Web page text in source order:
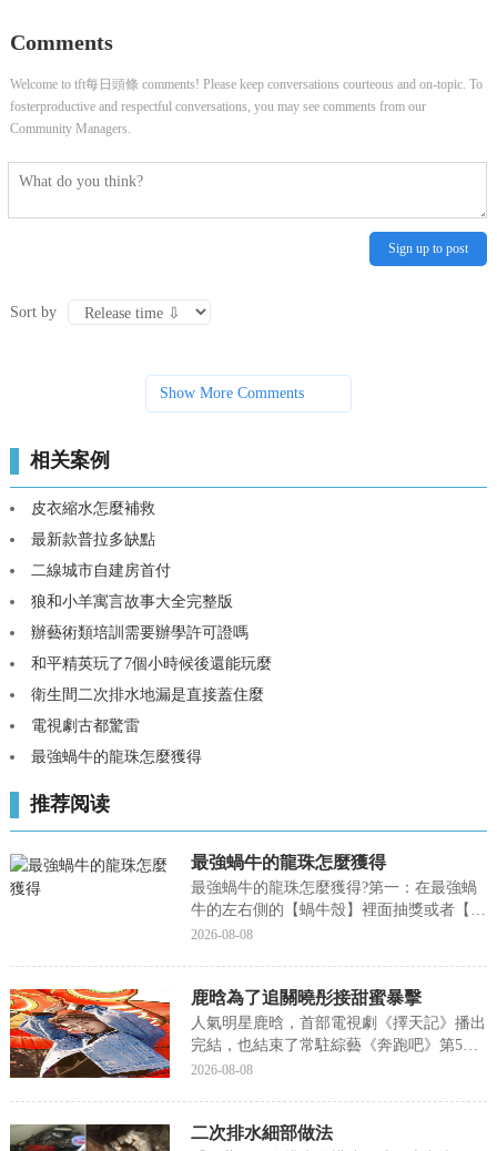
Comments
Welcome to tft每日頭條 comments! Please keep conversations courteous and on-topic. To
fosterproductive and respectful conversations, you may see comments from our
Community Managers.
Sign up to post
Sort by
Show More Comments
相关案例
皮衣縮水怎麼補救
最新款普拉多缺點
二線城市自建房首付
狼和小羊寓言故事大全完整版
辦藝術類培訓需要辦學許可證嗎
和平精英玩了7個小時候後還能玩麼
衛生間二次排水地漏是直接蓋住麼
電視劇古都驚雷
最強蝸牛的龍珠怎麼獲得
推荐阅读
最強蝸牛的龍珠怎麼獲得
最強蝸牛的龍珠怎麼獲得?第一：在最強蝸
牛的左右側的【蝸牛殼】裡面抽獎或者【探
索】都能獲得【龍珠】，今天小編就來聊一
麼獲得第一：在最強蝸牛的左右側的【蝸牛
殼】裡面抽獎...
2026-08-08
鹿晗為了追關曉彤接甜蜜暴擊
人氣明星鹿晗，首部電視劇《擇天記》播出
完結，也結束了常駐綜藝《奔跑吧》第5季
的錄制，很多粉絲都關心他的下一部作品動
古力娜紮之前還一直傳聞女主是鄭爽，引得
2026-08-08
二次排水細部做法